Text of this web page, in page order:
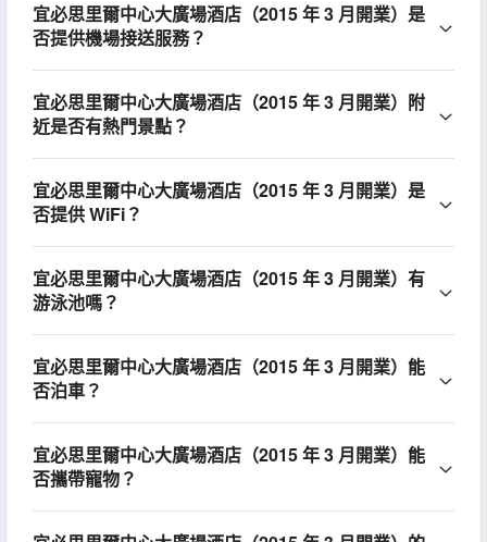
宜必思里爾中心大廣場酒店（2015 年 3 月開業）是
否提供機場接送服務？
宜必思里爾中心大廣場酒店（2015 年 3 月開業）附
近是否有熱門景點？
宜必思里爾中心大廣場酒店（2015 年 3 月開業）是
否提供 WiFi？
宜必思里爾中心大廣場酒店（2015 年 3 月開業）有
游泳池嗎？
宜必思里爾中心大廣場酒店（2015 年 3 月開業）能
否泊車？
宜必思里爾中心大廣場酒店（2015 年 3 月開業）能
否攜帶寵物？